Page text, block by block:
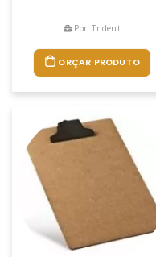
Por: Trident
ORÇAR PRODUTO